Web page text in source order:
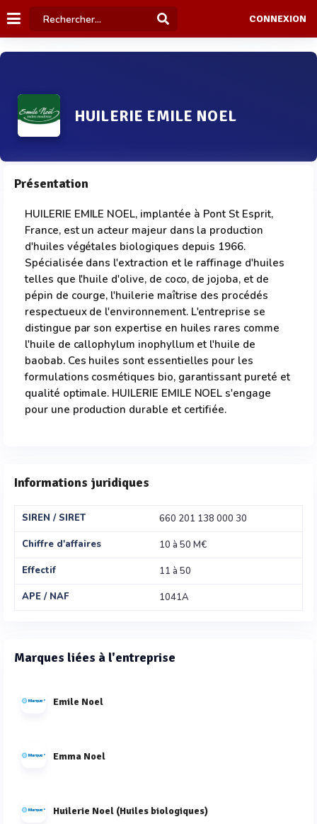
CONNEXION
HUILERIE EMILE NOEL
Présentation
HUILERIE EMILE NOEL, implantée à Pont St Esprit,
France, est un acteur majeur dans la production
d'huiles végétales biologiques depuis 1966.
Spécialisée dans l'extraction et le raffinage d'huiles
telles que l'huile d'olive, de coco, de jojoba, et de
pépin de courge, l'huilerie maîtrise des procédés
respectueux de l'environnement. L'entreprise se
distingue par son expertise en huiles rares comme
l'huile de callophylum inophyllum et l'huile de
baobab. Ces huiles sont essentielles pour les
formulations cosmétiques bio, garantissant pureté et
qualité optimale. HUILERIE EMILE NOEL s'engage
pour une production durable et certifiée.
Informations juridiques
SIREN / SIRET
660 201 138 000 30
Chiffre d'affaires
10 à 50 M€
Effectif
11 à 50
APE / NAF
1041A
Marques liées à l'entreprise
Emile Noel
Emma Noel
Huilerie Noel (Huiles biologiques)